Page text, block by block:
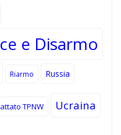
e Disarmo
Riarmo Russia
TPNW Ucraina